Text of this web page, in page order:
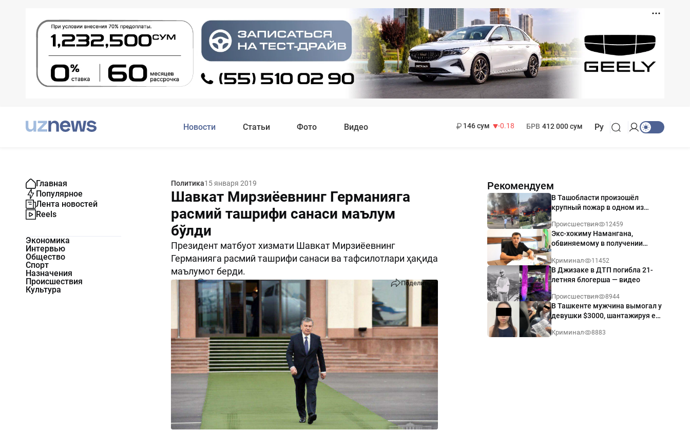
Новости Статьи Фото Видео
146 сум
-0.18
БРВ 412 000 сум Ру
Главная
Популярное
Лента новостей
Reels
Экономика
Интервью
Общество
Спорт
Назначения
Происшествия
Культура
Политика15 января 2019
Шавкат Мирзиёевнинг Германияга
расмий ташрифи санаси маълум
бўлди
Президент матбуот хизмати Шавкат Мирзиёевнинг
Германияга расмий ташрифи санаси ва тафсилотлари ҳақида
маълумот берди.
3695 0 Поделиться
Рекомендуем
В Ташобласти произошёл
крупный пожар в одном из
Происшествия 12459
Экс-хокиму Намангана,
обвиняемому в получении
приговор
Криминал 11452
В Джизаке в ДТП погибла 21-
летняя блогерша — видео
Происшествия 8944
В Ташкенте мужчина вымогал у
девушки $3000, шантажируя её
Криминал 8883